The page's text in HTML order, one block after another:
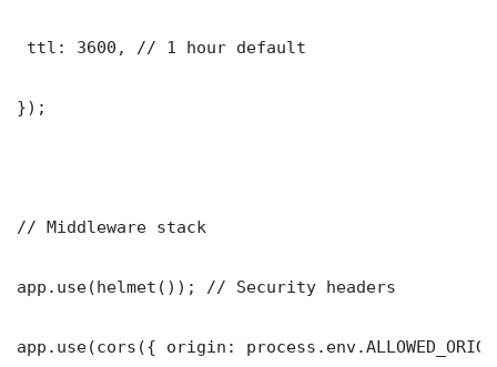
ttl: 3600, // 1 hour default
});
// Middleware stack
app.use(helmet()); // Security headers
app.use(cors({ origin: